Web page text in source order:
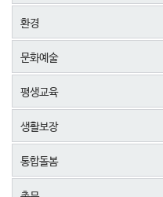
환경
문화예술
평생교육
생활보장
통합돌봄